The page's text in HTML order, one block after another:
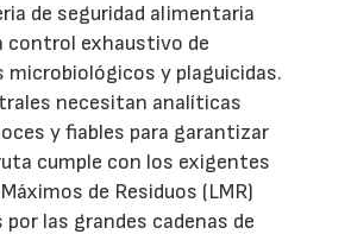
de seguridad alimentaria
control exhaustivo de
microbiológicos y plaguicidas.
necesitan analíticas
y fiables para garantizar
cumple con los exigentes
de Residuos (LMR)
por las grandes cadenas de